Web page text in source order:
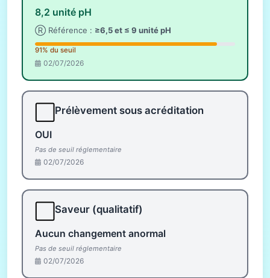
8,2 unité pH
Ⓡ Référence : ≥6,5 et ≤ 9 unité pH
91% du seuil
02/07/2026
Prélèvement sous acréditation
OUI
Pas de seuil réglementaire
02/07/2026
Saveur (qualitatif)
Aucun changement anormal
Pas de seuil réglementaire
02/07/2026